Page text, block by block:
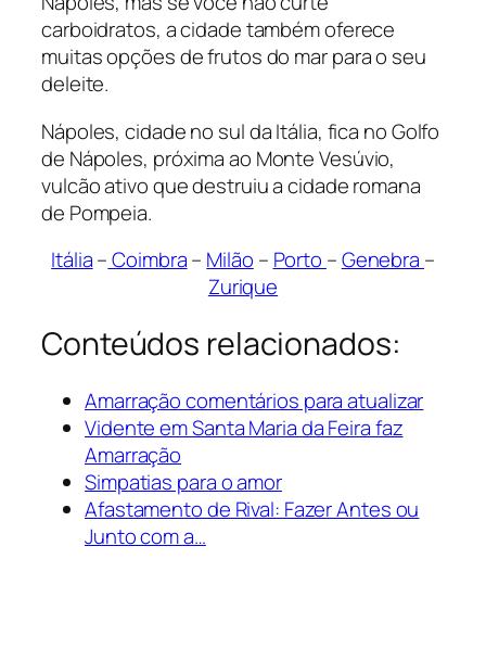
carboidratos, a cidade também oferece
muitas opções de frutos do mar para o seu
deleite.
Nápoles, cidade no sul da Itália, fica no Golfo
de Nápoles, próxima ao Monte Vesúvio,
vulcão ativo que destruiu a cidade romana
de Pompeia.
Itália–Coimbra– Milão – Porto –Genebra –
Zurique
Conteúdos relacionados:
Amarração comentários para atualizar
Vidente em Santa Maria da Feira faz
Amarração
Simpatias para o amor
Afastamento de Rival: Fazer Antes ou
Junto com a…